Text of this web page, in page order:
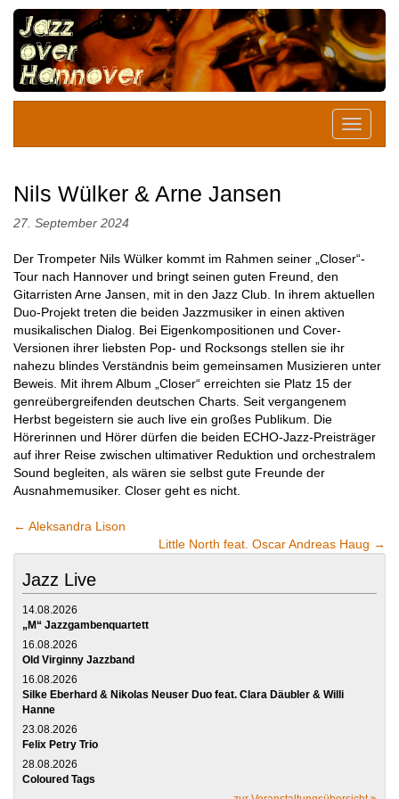
Nils Wülker & Arne Jansen
27. September 2024
Der Trompeter Nils Wülker kommt im Rahmen seiner „Closer“-
Tour nach Hannover und bringt seinen guten Freund, den
Gitarristen Arne Jansen, mit in den Jazz Club. In ihrem aktuellen
Duo-Projekt treten die beiden Jazzmusiker in einen aktiven
musikalischen Dialog. Bei Eigenkompositionen und Cover-
Versionen ihrer liebsten Pop- und Rocksongs stellen sie ihr
nahezu blindes Verständnis beim gemeinsamen Musizieren unter
Beweis. Mit ihrem Album „Closer“ erreichten sie Platz 15 der
genreübergreifenden deutschen Charts. Seit vergangenem
Herbst begeistern sie auch live ein großes Publikum. Die
Hörerinnen und Hörer dürfen die beiden ECHO-Jazz-Preisträger
auf ihrer Reise zwischen ultimativer Reduktion und orchestralem
Sound begleiten, als wären sie selbst gute Freunde der
Ausnahmemusiker. Closer geht es nicht.
← Aleksandra Lison
Little North feat. Oscar Andreas Haug →
Jazz Live
14.08.2026
„M“ Jazzgambenquartett
16.08.2026
Old Virginny Jazzband
16.08.2026
Silke Eberhard & Nikolas Neuser Duo feat. Clara Däubler & Willi
Hanne
23.08.2026
Felix Petry Trio
28.08.2026
Coloured Tags